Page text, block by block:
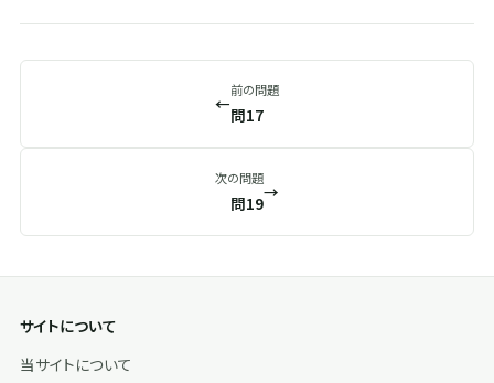
←
前の問題
問17
次の問題
問19
→
サイトについて
当サイトについて